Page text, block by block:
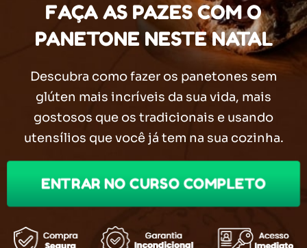
FAÇA AS PAZES COM O
PANETONE NESTE NATAL
Descubra como fazer os panetones sem
glúten mais incríveis da sua vida, mais
gostosos que os tradicionais e usando
utensílios que você já tem na sua cozinha.
ENTRAR NO CURSO COMPLETO